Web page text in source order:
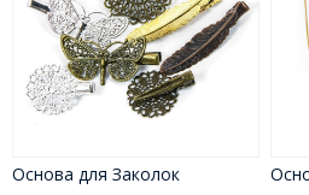
Основа для Заколок